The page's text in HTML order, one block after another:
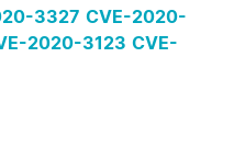
3327 CVE-2020-
2020-3123 CVE-